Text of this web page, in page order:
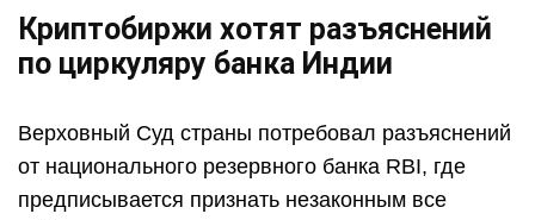
Криптобиржи хотят разъяснений
по циркуляру банка Индии
Верховный Суд страны потребовал разъяснений
от национального резервного банка RBI, где
предписывается признать незаконным все